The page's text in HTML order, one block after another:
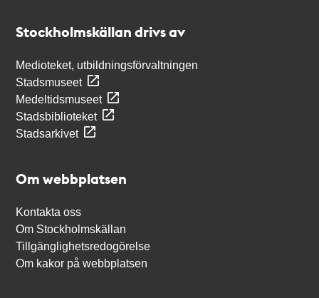
Stockholmskällan drivs av
Medioteket, utbildningsförvaltningen
Stadsmuseet
Medeltidsmuseet
Stadsbiblioteket
Stadsarkivet
Om webbplatsen
Kontakta oss
Om Stockholmskällan
Tillgänglighetsredogörelse
Om kakor på webbplatsen